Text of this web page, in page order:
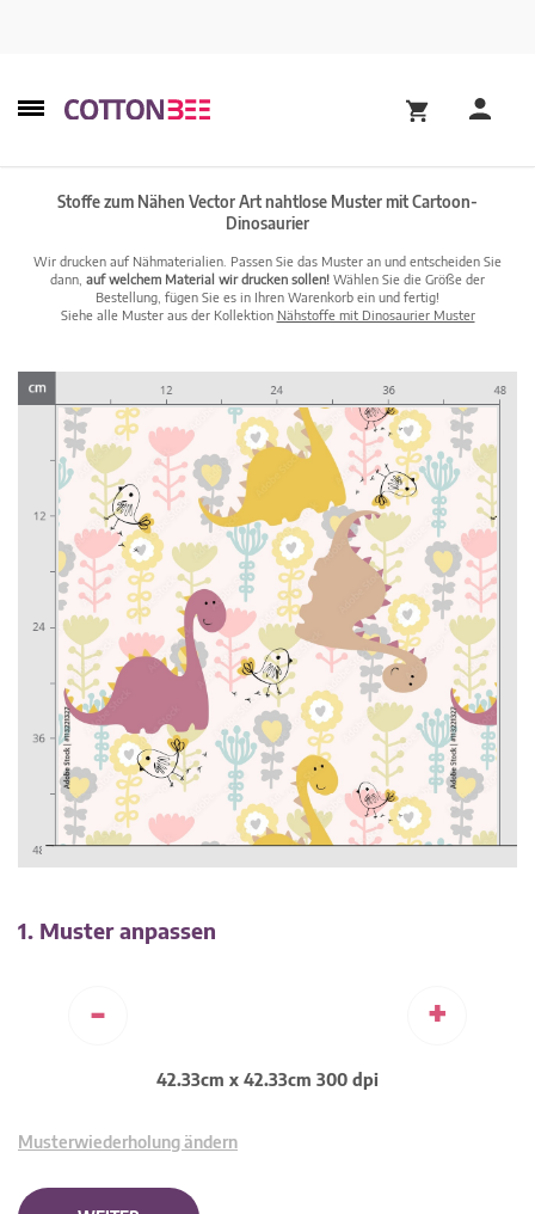
Stoffe zum Nähen Vector Art nahtlose Muster mit Cartoon-
Dinosaurier
Wir drucken auf Nähmaterialien. Passen Sie das Muster an und entscheiden Sie
dann, auf welchem Material wir drucken sollen! Wählen Sie die Größe der
Bestellung, fügen Sie es in Ihren Warenkorb ein und fertig!
Siehe alle Muster aus der Kollektion Nähstoffe mit Dinosaurier Muster
1. Muster anpassen
- +
42.33cm x 42.33cm 300 dpi
Musterwiederholung ändern